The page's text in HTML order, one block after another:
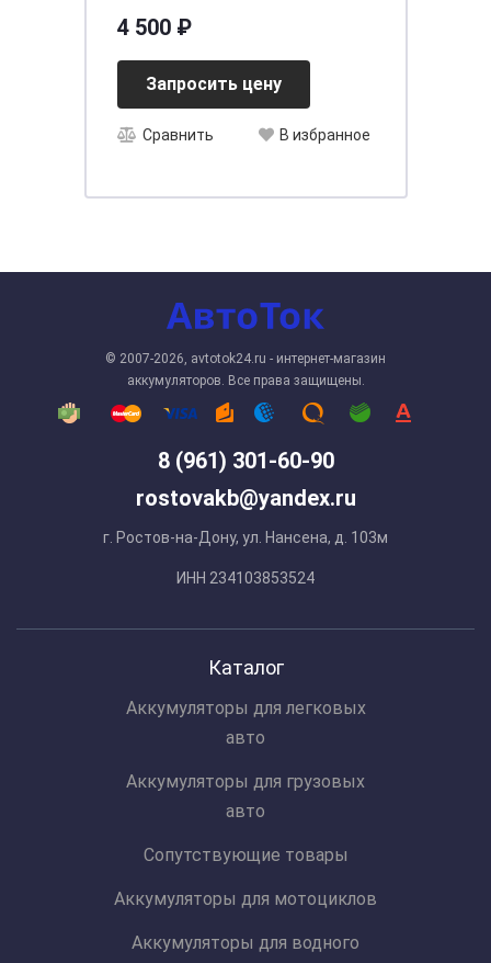
4 500 ₽
Запросить цену
Сравнить В избранное
8 (961) 301-60-90
rostovakb@yandex.ru
г. Ростов-на-Дону, ул. Нансена, д. 103м
ИНН 234103853524
© 2007-2026, avtotok24.ru - интернет-магазин
аккумуляторов. Все права защищены.
Каталог
Аккумуляторы для легковых
авто
Аккумуляторы для грузовых
авто
Сопутствующие товары
Аккумуляторы для мотоциклов
Аккумуляторы для водного